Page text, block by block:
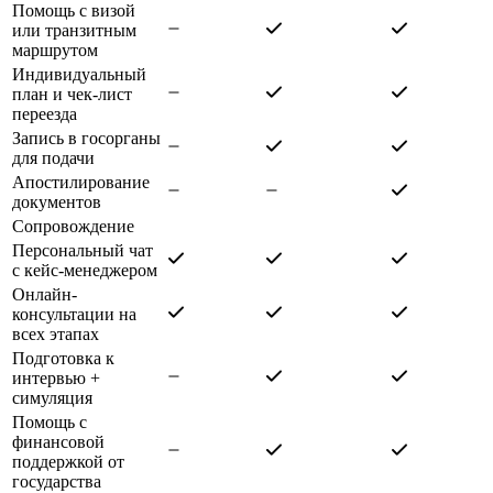
Помощь с визой
или транзитным
маршрутом
Индивидуальный
план и чек-лист
переезда
Запись в госорганы
для подачи
Апостилирование
документов
Сопровождение
Персональный чат
с кейс-менеджером
Онлайн-
консультации на
всех этапах
Подготовка к
интервью +
симуляция
Помощь с
финансовой
поддержкой от
государства